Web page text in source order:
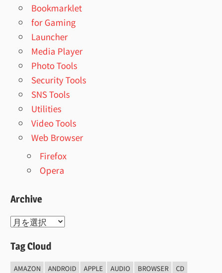
Bookmarklet
for Gaming
Launcher
Media Player
Photo Tools
Security Tools
SNS Tools
Utilities
Video Tools
Web Browser
Firefox
Opera
Archive
Archive
Tag Cloud
AMAZON ANDROID APPLE AUDIO BROWSER CD